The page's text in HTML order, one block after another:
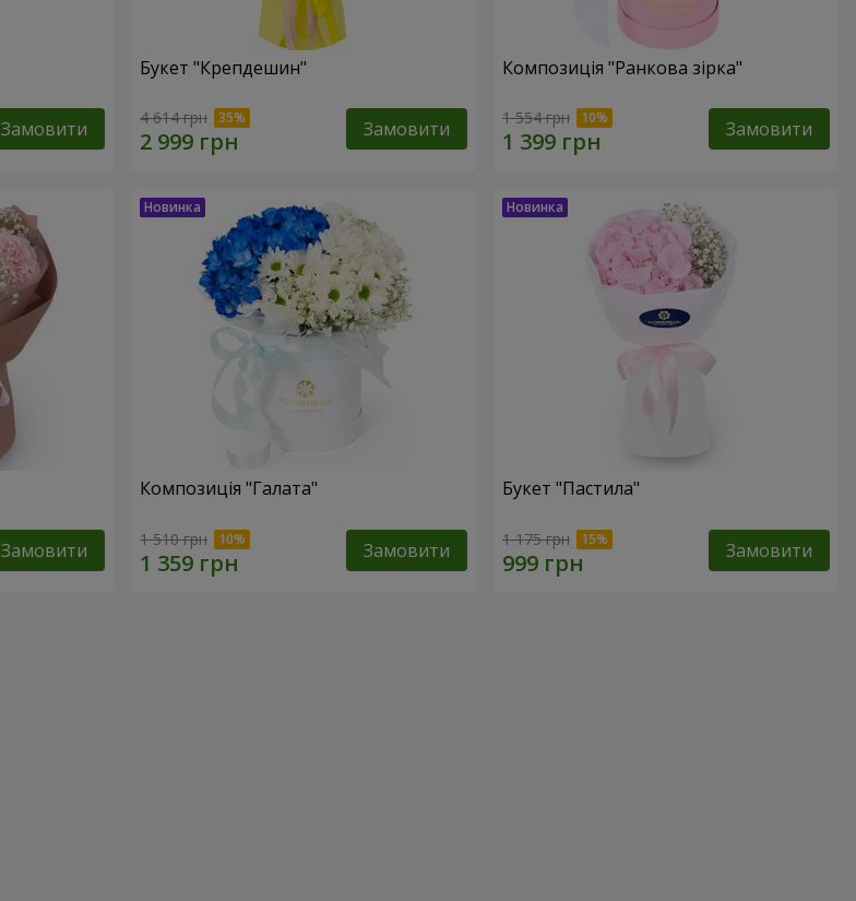
Замовити
Букет "Крепдешин"
4 614 грн Замовити
Композиція "Ранкова зірка"
1 554 грн Замовити
Замовити
Композиція "Галата"
1 510 грн Замовити
Букет "Пастила"
1 175 грн Замовити